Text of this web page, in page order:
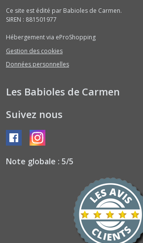
Ce site est édité par Babioles de Carmen.
SIREN : 881501977
Hébergement via eProShopping
Gestion des cookies
Données personnelles
Les Babioles de Carmen
Suivez nous
Note globale : 5/5